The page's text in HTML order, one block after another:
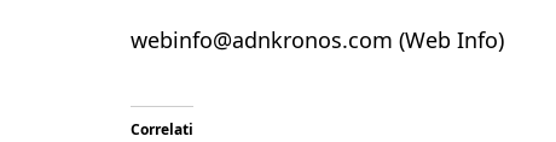
webinfo@adnkronos.com (Web Info)
Correlati